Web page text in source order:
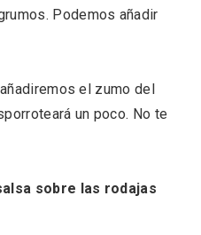
Podemos añadir
el zumo del
un poco. No te
sobre las rodajas